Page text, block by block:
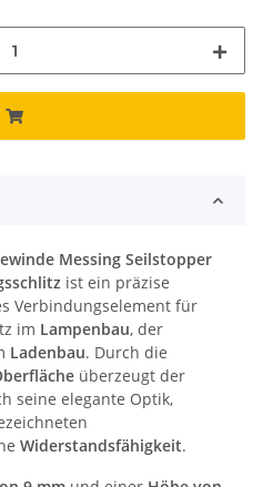
Messing Seilstopper
ist ein präzise
Verbindungselement für
im Lampenbau, der
Ladenbau. Durch die
überzeugt der
seine elegante Optik,
Widerstandsfähigkeit.